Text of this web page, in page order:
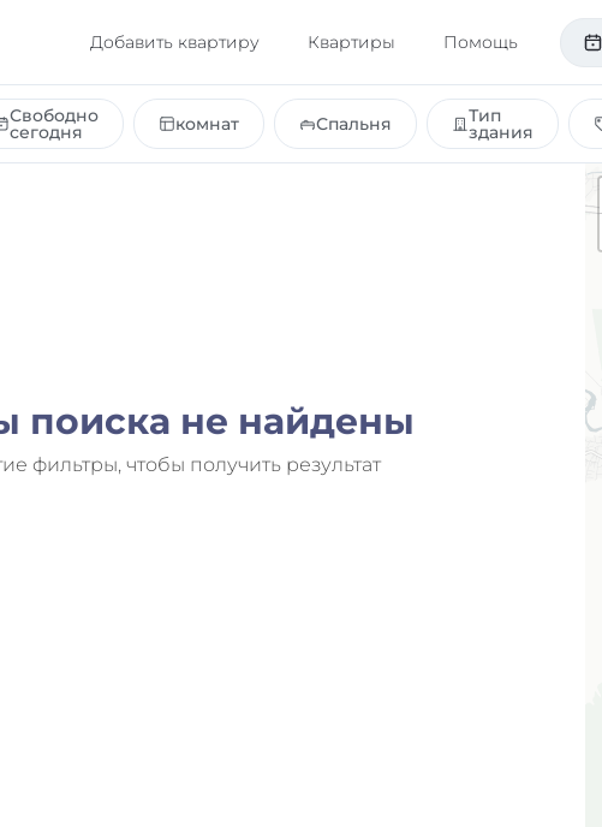
Добавить квартиру Квартиры Помощь
Свободно
сегодня комнат Спальня Тип
здания
поиска не найдены
фильтры, чтобы получить результат